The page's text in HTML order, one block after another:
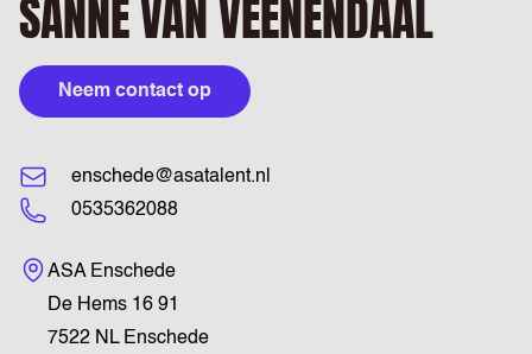
SANNE VAN VEENENDAAL
Neem contact op
enschede@asatalent.nl
0535362088
Bezoekadres
ASA Enschede
De Hems 16 91
7522 NL Enschede